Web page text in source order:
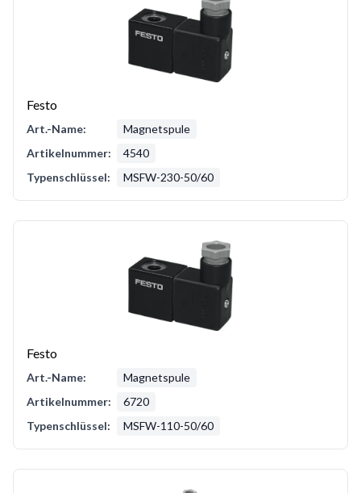
Festo
Art.-Name:
Magnetspule
Artikelnummer:
4540
Typenschlüssel:
MSFW-230-50/60
Festo
Art.-Name:
Magnetspule
Artikelnummer:
6720
Typenschlüssel:
MSFW-110-50/60